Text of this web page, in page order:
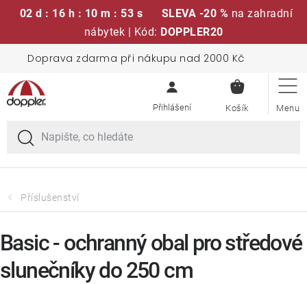
02 d : 16 h : 10 m : 53 s SLEVA -20 % na zahradní
nábytek | Kód: DOPPLER20
obsah
Doprava zdarma při nákupu nad 2000 Kč
KOŠÍK
Sedací soupravy
Slunečníky
Křesla a židle
Lavice a houpačky
Příslušenství
Basic - ochranný obal pro středové
slunečníky do 250 cm